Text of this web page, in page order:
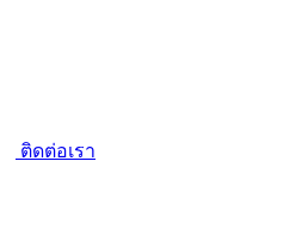
ติดต่อเรา